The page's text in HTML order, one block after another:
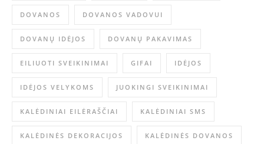
DOVANOS DOVANOS VADOVUI
DOVANŲ IDĖJOS DOVANŲ PAKAVIMAS
EILIUOTI SVEIKINIMAI GIFAI IDĖJOS
IDĖJOS VELYKOMS JUOKINGI SVEIKINIMAI
KALĖDINIAI EILĖRAŠČIAI KALĖDINIAI SMS
KALĖDINĖS DEKORACIJOS KALĖDINĖS DOVANOS